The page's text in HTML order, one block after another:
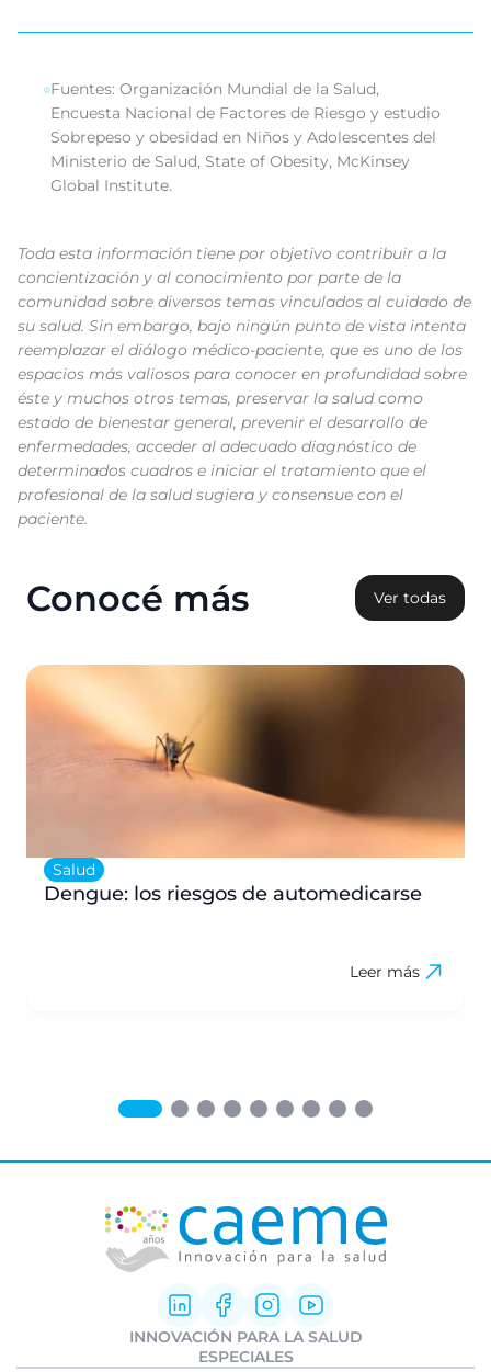
Fuentes: Organización Mundial de la Salud,
Encuesta Nacional de Factores de Riesgo y estudio
Sobrepeso y obesidad en Niños y Adolescentes del
Ministerio de Salud, State of Obesity, McKinsey
Global Institute.
Toda esta información tiene por objetivo contribuir a la
concientización y al conocimiento por parte de la
comunidad sobre diversos temas vinculados al cuidado de
su salud. Sin embargo, bajo ningún punto de vista intenta
reemplazar el diálogo médico-paciente, que es uno de los
espacios más valiosos para conocer en profundidad sobre
éste y muchos otros temas, preservar la salud como
estado de bienestar general, prevenir el desarrollo de
enfermedades, acceder al adecuado diagnóstico de
determinados cuadros e iniciar el tratamiento que el
profesional de la salud sugiera y consensue con el
paciente.
Conocé más Ver todas
Salud
Dengue: los riesgos de automedicarse
Leer más
INNOVACIÓN PARA LA SALUD
Innovación Farmacéutica
ESPECIALES